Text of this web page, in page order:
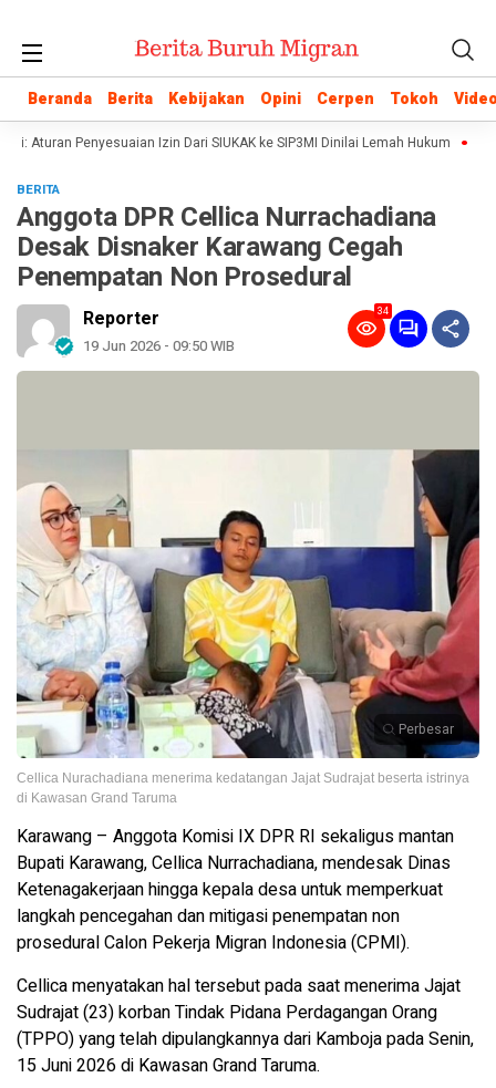
Beranda Berita Kebijakan Opini Cerpen Tokoh
Beranda Berita Kebijakan Opini Cerpen Tokoh
Aturan Penyesuaian Izin Dari SIUKAK ke SIP3MI Dinilai Lemah Hukum
BERITA
Anggota DPR Cellica Nurrachadiana
Desak Disnaker Karawang Cegah
Penempatan Non Prosedural
Reporter
19 Jun 2026 - 09:50 WIB
34
Perbesar
Cellica Nurachadiana menerima kedatangan Jajat Sudrajat beserta istrinya
di Kawasan Grand Taruma
Karawang – Anggota Komisi IX DPR RI sekaligus mantan
Bupati Karawang, Cellica Nurrachadiana, mendesak Dinas
Ketenagakerjaan hingga kepala desa untuk memperkuat
langkah pencegahan dan mitigasi penempatan non
prosedural Calon Pekerja Migran Indonesia (CPMI).
Cellica menyatakan hal tersebut pada saat menerima Jajat
Sudrajat (23) korban Tindak Pidana Perdagangan Orang
(TPPO) yang telah dipulangkannya dari Kamboja pada Senin,
15 Juni 2026 di Kawasan Grand Taruma.